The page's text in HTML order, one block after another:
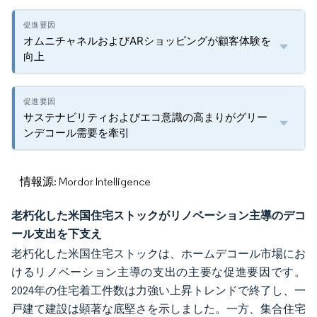
オムニチャネルおよびARショッピングが顧客体験を
向上
サステナビリティおよびエコ意識の高まりがグリー
ンデコール需要を牽引
情報源: Mordor Intelligence
老朽化した米国住宅ストックがリノベーション主導のデコ
ール支出を下支え
老朽化した米国住宅ストックは、ホームデコール市場にお
けるリノベーション主導の支出の主要な促進要因です。
2024年の住宅着工件数は力強い上昇トレンドで終了し、一
戸建て建設は顕著な底堅さを示しました。一方、集合住宅